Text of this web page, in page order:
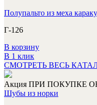
Полупальто из меха
Г-126
В корзину
В 1 клик
СМОТРЕТЬ ВЕСЬ
Акция ПРИ ПОКУПКЕ
Шубы из норки